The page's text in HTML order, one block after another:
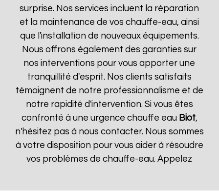
surprise. Nos services incluent la réparation
et la maintenance de vos chauffe-eau, ainsi
que l'installation de nouveaux équipements.
Nous offrons également des garanties sur
nos interventions pour vous apporter une
tranquillité d'esprit. Nos clients satisfaits
témoignent de notre professionnalisme et de
notre rapidité d'intervention. Si vous êtes
confronté à une urgence chauffe eau Biot,
n'hésitez pas à nous contacter. Nous sommes
à votre disposition pour vous aider à résoudre
vos problèmes de chauffe-eau. Appelez